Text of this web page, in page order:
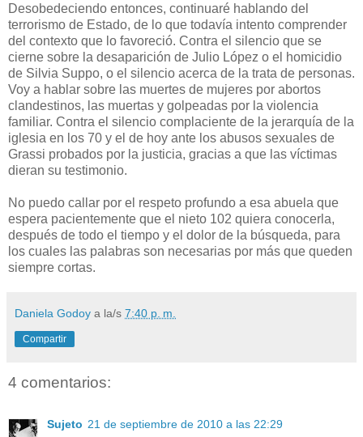
Desobedeciendo entonces, continuaré hablando del
terrorismo de Estado, de lo que todavía intento comprender
del contexto que lo favoreció. Contra el silencio que se
cierne sobre la desaparición de Julio López o el homicidio
de Silvia Suppo, o el silencio acerca de la trata de personas.
Voy a hablar sobre las muertes de mujeres por abortos
clandestinos, las muertas y golpeadas por la violencia
familiar. Contra el silencio complaciente de la jerarquía de la
iglesia en los 70 y el de hoy ante los abusos sexuales de
Grassi probados por la justicia, gracias a que las víctimas
dieran su testimonio.
No puedo callar por el respeto profundo a esa abuela que
espera pacientemente que el nieto 102 quiera conocerla,
después de todo el tiempo y el dolor de la búsqueda, para
los cuales las palabras son necesarias por más que queden
siempre cortas.
Daniela Godoy a la/s 7:40 p. m.
Compartir
4 comentarios:
Sujeto 21 de septiembre de 2010 a las 22:29